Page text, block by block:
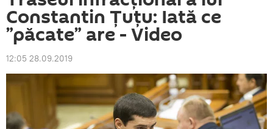
Constantin Țuțu: Iată ce
”păcate” are - Video
12:05 28.09.2019